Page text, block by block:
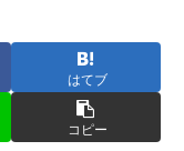
はてブ
コピー